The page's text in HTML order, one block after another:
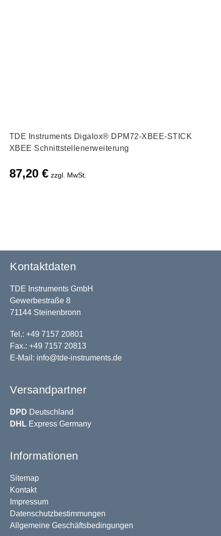
TDE Instruments Digalox® DPM72-XBEE-STICK
XBEE Schnittstellenerweiterung
87,20 € zzgl. MwSt.
Kontaktdaten
TDE Instruments GmbH
Gewerbestraße 8
71144 Steinenbronn
Tel.: +49 7157 20801
Fax.: +49 7157 20813
E-Mail: info@tde-instruments.de
Versandpartner
DPD Deutschland
DHL Express Germany
Informationen
Sitemap
Kontakt
Impressum
Datenschutzbestimmungen
Allgemeine Geschäftsbedingungen